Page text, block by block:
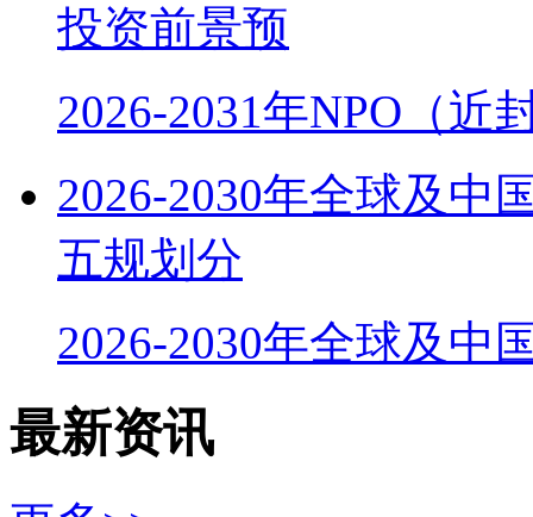
投资前景预
2026-2031年NPO（近
2026-2030年全球及中
五规划分
2026-2030年全球及中
最新资讯